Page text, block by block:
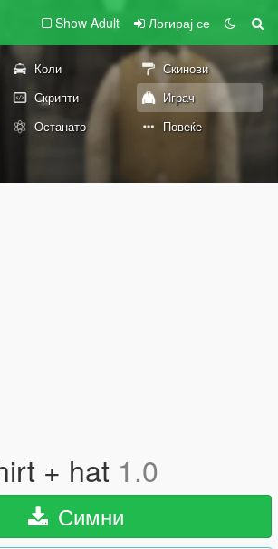
Show Adult Логирај се
Коли
Скинови
Скрипти
Играч
Останато Повеќе
+ hat 1.0
Симни